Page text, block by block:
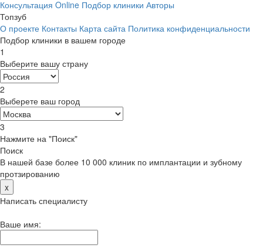
Консультация Online Подбор клиники Авторы
Топзуб
О проекте Контакты Карта сайта Политика конфиденциальности
Подбор клиники в вашем городе
1
Выберите вашу страну
2
Выберете ваш город
3
Нажмите на "Поиск"
Поиск
В нашей базе более 10 000 клиник по имплантации и зубному
протзированию
x
Написать специалисту
Ваше имя: